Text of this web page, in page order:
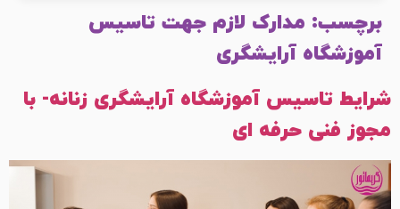
برچسب: مدارک لازم جهت تاسیس
آموزشگاه آرایشگری
شرایط تاسیس آموزشگاه آرایشگری زنانه- با
مجوز فنی حرفه ای